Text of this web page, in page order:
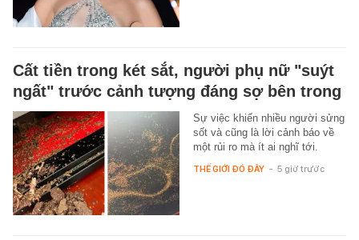
Cất tiền trong két sắt, người phụ nữ "suýt
ngất" trước cảnh tượng đáng sợ bên trong
Sự việc khiến nhiều người sửng
sốt và cũng là lời cảnh báo về
một rủi ro mà ít ai nghĩ tới.
THẾ GIỚI ĐÓ ĐÂY - 5 giờ trước